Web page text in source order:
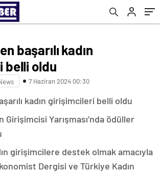
başarılı kadın
belli oldu
7 Haziran 2024 00:30
kadın girişimcileri belli oldu
Girişimcisi Yarışması’nda ödüller
girişimcilere destek olmak amacıyla
Dergisi ve Türkiye Kadın